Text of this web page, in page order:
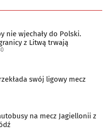
nie wjechały do Polski.
z Litwą trwają
swój ligowy mecz
na mecz Jagiellonii z